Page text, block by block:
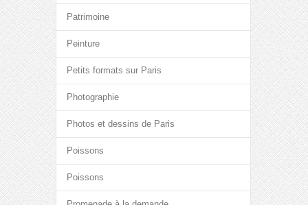
Patrimoine
Peinture
Petits formats sur Paris
Photographie
Photos et dessins de Paris
Poissons
Poissons